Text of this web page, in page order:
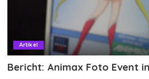
Artikel
Bericht: Animax Foto Event